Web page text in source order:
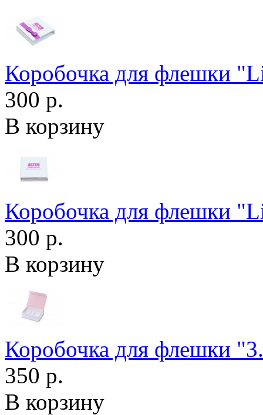
Коробочка для флешки
300 р.
В корзину
Коробочка для флешки
300 р.
В корзину
Коробочка для флешки
350 р.
В корзину